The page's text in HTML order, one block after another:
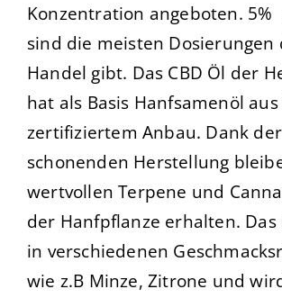
Konzentration angeboten. 5%
sind die meisten Dosierungen
Handel gibt. Das CBD Öl der
hat als Basis Hanfsamenöl
zertifiziertem Anbau. Dank
schonenden Herstellung
wertvollen Terpene und
der Hanfpflanze erhalten. Das
in verschiedenen
wie z.B Minze, Zitrone und